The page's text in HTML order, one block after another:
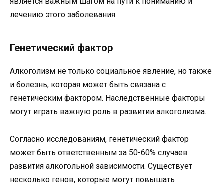
лечению этого заболевания.
Генетический фактор
Алкоголизм не только социальное явление, но также
и болезнь, которая может быть связана с
генетическим фактором. Наследственные факторы
могут играть важную роль в развитии алкоголизма.
Согласно исследованиям, генетический фактор
может быть ответственным за 50-60% случаев
развития алкогольной зависимости. Существует
несколько генов, которые могут повышать